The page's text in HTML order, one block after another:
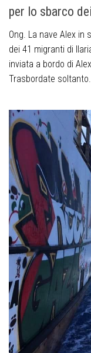
per lo sbarco
Ong. La nave Alex
dei 41 migranti di
inviata a bordo di
Trasbordate soltanto...